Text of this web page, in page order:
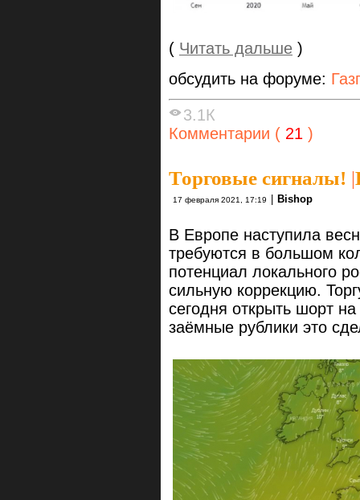
( Читать дальше )
обсудить на форуме:
3.1К
Комментарии ( 21 )
Торговые сигналы! |
17 февраля 2021, 17:19 Bishop
В Европе наступила
требуются в большом
потенциал локального
сильную коррекцию.
сегодня открыть шорт
заёмные рублики это